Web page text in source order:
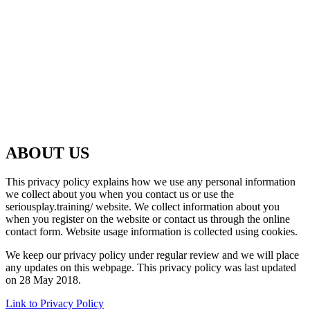
ABOUT US
This privacy policy explains how we use any personal information
we collect about you when you contact us or use the
seriousplay.training/ website. We collect information about you
when you register on the website or contact us through the online
contact form. Website usage information is collected using cookies.
We keep our privacy policy under regular review and we will place
any updates on this webpage. This privacy policy was last updated
on 28 May 2018.
Link to Privacy Policy